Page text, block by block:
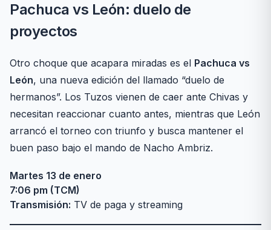
Pachuca vs León: duelo de
proyectos
Otro choque que acapara miradas es el Pachuca vs
León, una nueva edición del llamado “duelo de
hermanos”. Los Tuzos vienen de caer ante Chivas y
necesitan reaccionar cuanto antes, mientras que León
arrancó el torneo con triunfo y busca mantener el
buen paso bajo el mando de Nacho Ambriz.
Martes 13 de enero
7:06 pm (TCM)
Transmisión: TV de paga y streaming